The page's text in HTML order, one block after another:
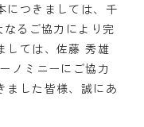
につきましては、千
るご協力により完
しては、佐藤 秀雄
ノミニーにご協力
ました皆様、誠にあ